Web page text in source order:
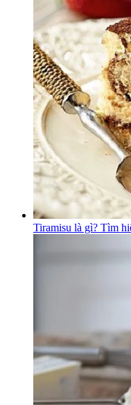
Tiramisu là gì? Tìm